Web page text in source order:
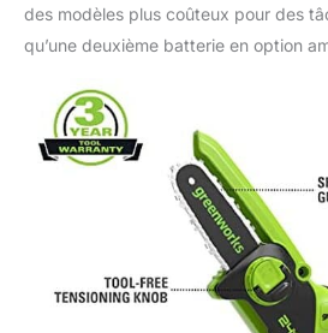
Batterie
d'Huile, 1
en Nylon.
des modèles plus coûteux pour des
qu’une deuxième batterie en option